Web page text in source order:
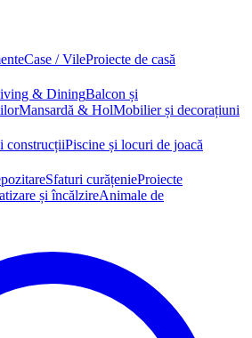
Case / VileProiecte de casă
& DiningBalcon și
Mansardă & HolMobilier și decorațiuni
construcțiiPiscine și locuri de joacă
Sfaturi curățenieProiecte
și încălzireAnimale de